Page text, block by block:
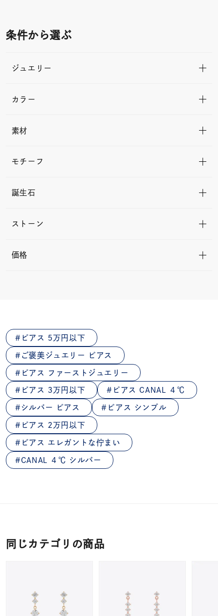
条件から選ぶ
ジュエリー
カラー
素材
モチーフ
誕生石
ストーン
価格
ピアス 5万円以下
ご褒美ジュエリー ピアス
ピアス ファーストジュエリー
ピアス 3万円以下 ピアス CANAL ４℃
シルバー ピアス ピアス シンプル
ピアス 2万円以下
ピアス エレガントな佇まい
CANAL ４℃ シルバー
同じカテゴリの商品